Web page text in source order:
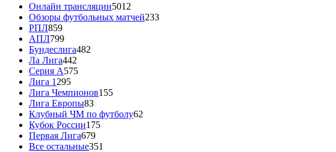
Онлайн трансляции5012
Обзоры футбольных матчей233
РПЛ859
АПЛ799
Бундеслига482
Ла Лига442
Серия А575
Лига 1 295
Лига Чемпионов155
Лига Европы83
Клубный ЧМ по футболу62
Кубок России175
Первая Лига679
Все остальные351